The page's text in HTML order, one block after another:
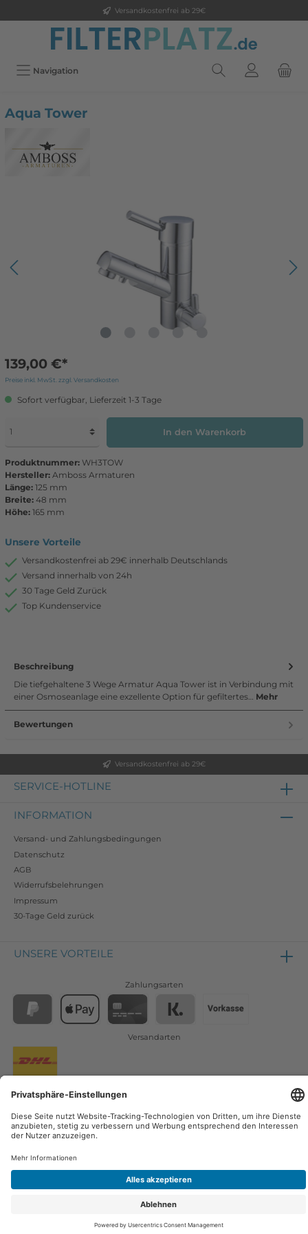
Versandkostenfrei ab 29€
Navigation
Aqua Tower
139,00 €*
Preise inkl. MwSt. zzgl. Versandkosten
Sofort verfügbar, Lieferzeit 1-3 Tage
In den Warenkorb
Produktnummer: WH3TOW
Hersteller: Amboss Armaturen
Länge: 125 mm
Breite: 48 mm
Höhe: 165 mm
Unsere Vorteile
Versandkostenfrei ab 29€ innerhalb Deutschlands
Versand innerhalb von 24h
30 Tage Geld Zurück
Top Kundenservice
Beschreibung
Die tiefgehaltene 3 Wege Armatur Aqua Tower ist in Verbindung mit
einer Osmoseanlage eine exzellente Option für gefiltertes… Mehr
Bewertungen
Versandkostenfrei ab 29€
SERVICE-HOTLINE
INFORMATION
Versand- und Zahlungsbedingungen
Datenschutz
AGB
Widerrufsbelehrungen
Impressum
30-Tage Geld zurück
UNSERE VORTEILE
Zahlungsarten
Versandarten
Osmoseanlagen Zubehör Filter Wasserfilter
Blog
Membranen
© 2021 Filterplatz - Alle Rechte vorbehalten.